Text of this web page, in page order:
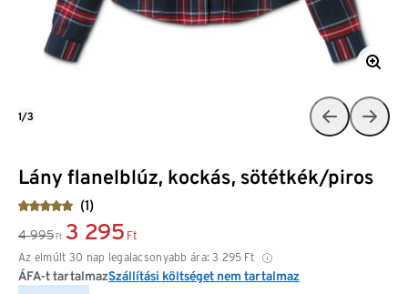
Lány flanelblúz, kockás, sötétkék/piros
(1)
4 995 Ft 3 295 Ft
Az elmúlt 30 nap legalacsonyabb ára: 3 295 Ft
ÁFA-t tartalmazSzállítási költséget nem tartalmaz
1/3